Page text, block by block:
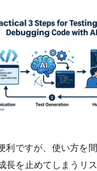
利ですが、使い方を
長を止めてしまうリ